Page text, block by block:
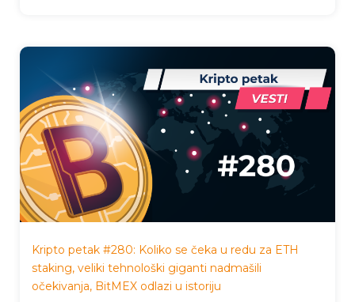
Kripto petak #280: Koliko se čeka u redu za ETH
staking, veliki tehnološki giganti nadmašili
očekivanja, BitMEX odlazi u istoriju